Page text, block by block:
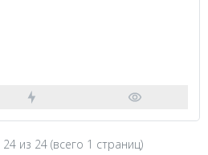
24 из 24 (всего 1 страниц)